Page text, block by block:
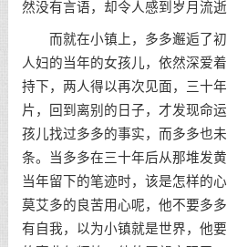
然没有言语，却令人感到岁月流逝
而就在小镇上，多多邂逅了初
人妇的当年的女孩儿，依然深爱
持下，两人得以再次见面，三十
片，回到离别的日子，才发现命
孩儿找过多多的事实，而多多也
条。当多多在三十年后从那堆发
当年留下的笔迹时，该是怎样的
莫艾多的良苦用心呢，他不要多
有自我，以为小镇就是世界，他